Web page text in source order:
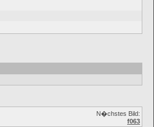
N�chstes Bild:
f063